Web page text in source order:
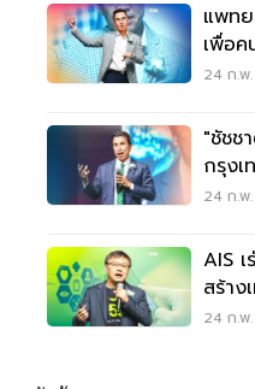
แพท
เพื่อ
24 ก.พ
"ชัชช
กรุง
24 ก.พ
AIS
สร้าง
สาธา
24 ก.พ